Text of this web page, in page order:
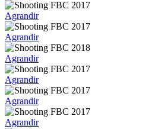
Agrandir
Agrandir
Agrandir
Agrandir
Agrandir
Agrandir